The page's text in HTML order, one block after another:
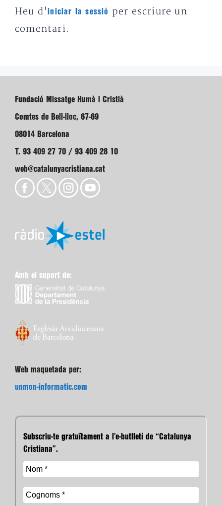
Heu d'iniciar la sessió
per escriure un
comentari.
Fundació Missatge Humà i Cristià
Comtes de Bell-lloc, 67-69
08014 Barcelona
T. 93 409 27 70 / 93 409 28 10
web@catalunyacristiana.cat
Amb el suport de:
Web maquetada per:
unmon-informatic.com
Subscriu-te gratuïtament a l’e-butlletí de “Catalunya
Cristiana”.